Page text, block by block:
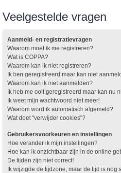
Veelgestelde vragen
Aanmeld- en registratievragen
Waarom moet ik me registreren?
Wat is COPPA?
Waarom kan ik niet registreren?
Ik ben geregistreerd maar kan niet
Waarom kan ik niet aanmelden?
Ik heb me ooit geregistreerd maar kan nu
Ik weet mijn wachtwoord niet meer!
Waarom word ik automatisch afgemeld?
Wat doet "verwijder cookies"?
Gebruikersvoorkeuren en instellingen
Hoe verander ik mijn instellingen?
Hoe kan ik onzichtbaar zijn in de online
De tijden zijn niet correct!
Ik wijzigde de tijdzone, maar de tijd is nog